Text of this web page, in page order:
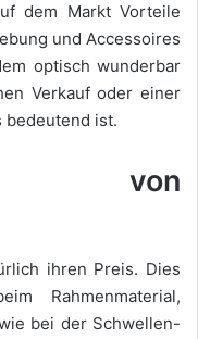
dem Markt Vorteile
und Accessoires
optisch wunderbar
Verkauf oder einer
bedeutend ist.
von
ihren Preis. Dies
Rahmenmaterial,
bei der Schwellen-